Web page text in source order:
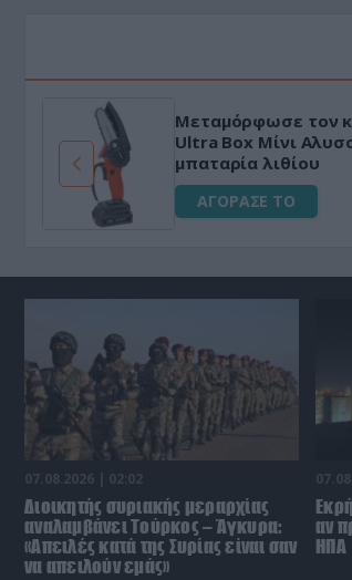
Μεταμόρφωσε τον
Ultra Box Μίνι
μπαταρία λιθίου
ΑΓΟΡΑΣΕ ΤΟ
07.08.2026 | 02:02
Διοικητής συριακής μεραρχίας
αναλαμβάνει Τούρκος – Άγκυρα:
«Απειλές κατά της Συρίας είναι σαν
να απειλούν εμάς»
αν
ΗΠΑ